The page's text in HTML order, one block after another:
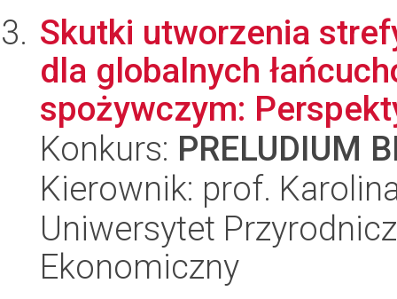
Skutki utworzenia
dla globalnych
spożywczym:
Konkurs: PRELUDIUM
Kierownik: prof.
Uniwersytet
Ekonomiczny